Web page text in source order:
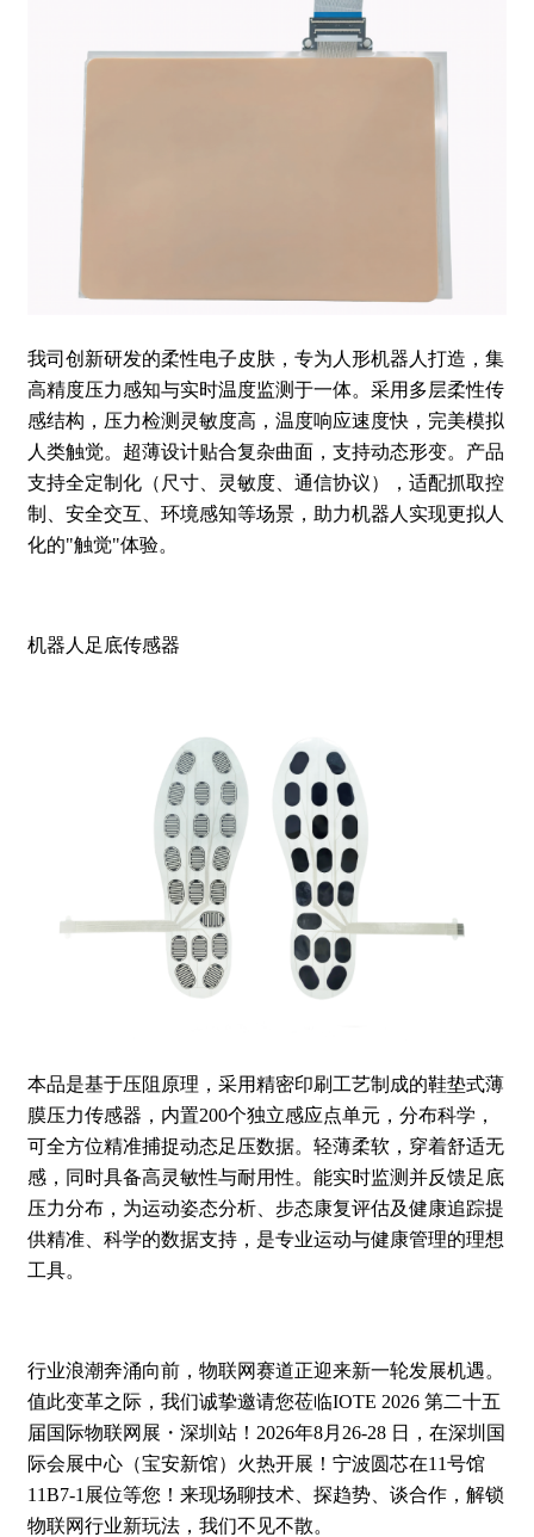
我司创新研发的柔性电子皮肤，专为人形机器人打造，集
高精度压力感知与实时温度监测于一体。采用多层柔性传
感结构，压力检测灵敏度高，温度响应速度快，完美模拟
人类触觉。超薄设计贴合复杂曲面，支持动态形变。产品
支持全定制化（尺寸、灵敏度、通信协议），适配抓取控
制、安全交互、环境感知等场景，助力机器人实现更拟人
化的"触觉"体验。
机器人足底传感器
本品是基于压阻原理，采用精密印刷工艺制成的鞋垫式薄
膜压力传感器，内置200个独立感应点单元，分布科学，
可全方位精准捕捉动态足压数据。轻薄柔软，穿着舒适无
感，同时具备高灵敏性与耐用性。能实时监测并反馈足底
压力分布，为运动姿态分析、步态康复评估及健康追踪提
供精准、科学的数据支持，是专业运动与健康管理的理想
工具。
行业浪潮奔涌向前，物联网赛道正迎来新一轮发展机遇。
值此变革之际，我们诚挚邀请您莅临IOTE 2026 第二十五
届国际物联网展・深圳站！2026年8月26-28 日，在深圳国
际会展中心（宝安新馆）火热开展！宁波圆芯在11号馆
11B7-1展位等您！来现场聊技术、探趋势、谈合作，解锁
物联网行业新玩法，我们不见不散。